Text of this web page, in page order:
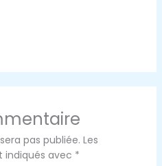
pas publiée. Les
indiqués avec *